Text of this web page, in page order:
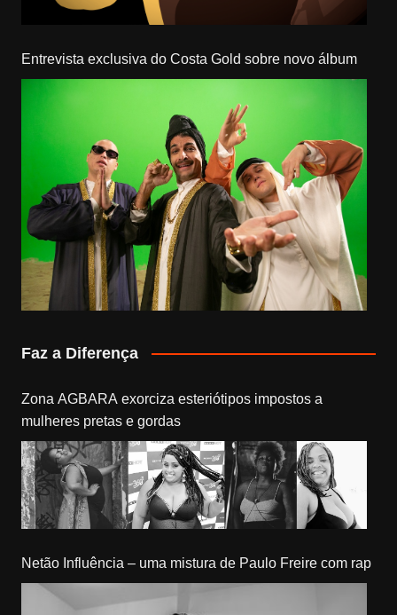
Entrevista exclusiva do Costa Gold sobre novo álbum
Faz a Diferença
Zona AGBARA exorciza esteriótipos impostos a
mulheres pretas e gordas
Netão Influência – uma mistura de Paulo Freire com rap